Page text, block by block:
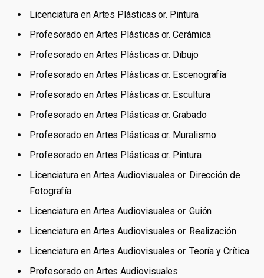
Licenciatura en Artes Plásticas or. Pintura
Profesorado en Artes Plásticas or. Cerámica
Profesorado en Artes Plásticas or. Dibujo
Profesorado en Artes Plásticas or. Escenografía
Profesorado en Artes Plásticas or. Escultura
Profesorado en Artes Plásticas or. Grabado
Profesorado en Artes Plásticas or. Muralismo
Profesorado en Artes Plásticas or. Pintura
Licenciatura en Artes Audiovisuales or. Dirección de
Fotografía
Licenciatura en Artes Audiovisuales or. Guión
Licenciatura en Artes Audiovisuales or. Realización
Licenciatura en Artes Audiovisuales or. Teoría y Crítica
Profesorado en Artes Audiovisuales